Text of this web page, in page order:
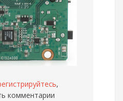
,
комментарии